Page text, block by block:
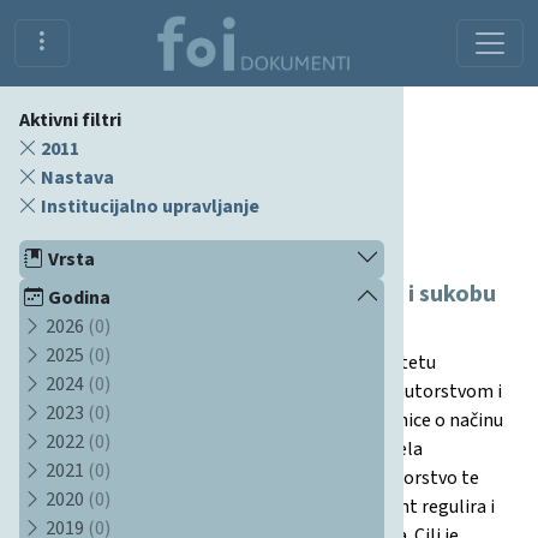
Aktivni filtri
2011
Nastava
Institucijalno upravljanje
Vrsta
Godina
2026 (0)
2025 (0)
2024 (0)
2023 (0)
2022 (0)
2021 (0)
2020 (0)
2019 (0)
Etička pravila o plagiranju, autorstvu i sukobu
interesa
Ovaj dokument propisuje etička pravila na Fakultetu
organizacije i informatike u vezi s plagiranjem, autorstvom i
sukobom interesa. Definirane su precizne smjernice o načinu
preuzimanja i navođenja izvora, ograničenja udjela
preuzetog materijala u radovima, kriteriji za autorstvo te
pravila o prijavljivanju sukoba interesa. Dokument regulira i